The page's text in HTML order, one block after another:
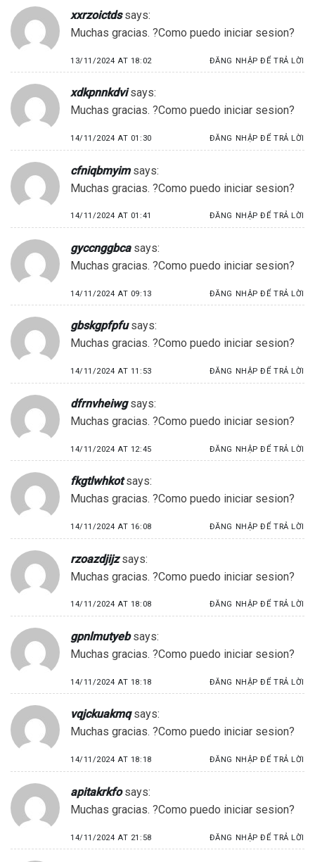
xxrzoictds says:
Muchas gracias. ?Como puedo iniciar sesion?
13/11/2024 AT 18:02 ĐĂNG NHẬP ĐỂ TRẢ LỜI
xdkpnnkdvi says:
Muchas gracias. ?Como puedo iniciar sesion?
14/11/2024 AT 01:30 ĐĂNG NHẬP ĐỂ TRẢ LỜI
cfniqbmyim says:
Muchas gracias. ?Como puedo iniciar sesion?
14/11/2024 AT 01:41 ĐĂNG NHẬP ĐỂ TRẢ LỜI
gyccnggbca says:
Muchas gracias. ?Como puedo iniciar sesion?
14/11/2024 AT 09:13 ĐĂNG NHẬP ĐỂ TRẢ LỜI
gbskgpfpfu says:
Muchas gracias. ?Como puedo iniciar sesion?
14/11/2024 AT 11:53 ĐĂNG NHẬP ĐỂ TRẢ LỜI
dfrnvheiwg says:
Muchas gracias. ?Como puedo iniciar sesion?
14/11/2024 AT 12:45 ĐĂNG NHẬP ĐỂ TRẢ LỜI
fkgtlwhkot says:
Muchas gracias. ?Como puedo iniciar sesion?
14/11/2024 AT 16:08 ĐĂNG NHẬP ĐỂ TRẢ LỜI
rzoazdjijz says:
Muchas gracias. ?Como puedo iniciar sesion?
14/11/2024 AT 18:08 ĐĂNG NHẬP ĐỂ TRẢ LỜI
gpnlmutyeb says:
Muchas gracias. ?Como puedo iniciar sesion?
14/11/2024 AT 18:18 ĐĂNG NHẬP ĐỂ TRẢ LỜI
vqjckuakmq says:
Muchas gracias. ?Como puedo iniciar sesion?
14/11/2024 AT 18:18 ĐĂNG NHẬP ĐỂ TRẢ LỜI
apitakrkfo says:
Muchas gracias. ?Como puedo iniciar sesion?
14/11/2024 AT 21:58 ĐĂNG NHẬP ĐỂ TRẢ LỜI